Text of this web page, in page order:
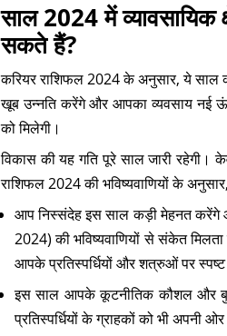
साल 2024 में व्यावसायिक
सकते हैं?
करियर राशिफल 2024 के अनुसार, ये साल
खूब उन्नति करेंगे और आपका व्यवसाय नई
को मिलेगी।
विकास की यह गति पूरे साल जारी रहेगी।
राशिफल 2024 की भविष्यवाणियों के
आप निस्संदेह इस साल कड़ी मेहनत करेंगे
2024) की भविष्यवाणियों से संकेत
आपके प्रतिस्पर्धियों और शत्रुओं पर स्पष्ट
इस साल आपके कूटनीतिक कौशल और
प्रतिस्पर्धियों के ग्राहकों को भी अपनी